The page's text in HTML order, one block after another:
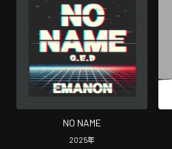
NO NAME
2025年